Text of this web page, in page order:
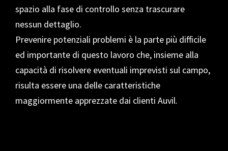
spazio alla fase di controllo senza trascurare
nessun dettaglio.
Prevenire potenziali problemi è la parte più difficile
ed importante di questo lavoro che, insieme alla
capacità di risolvere eventuali imprevisti sul campo,
risulta essere una delle caratteristiche
maggiormente apprezzate dai clienti Auvil.